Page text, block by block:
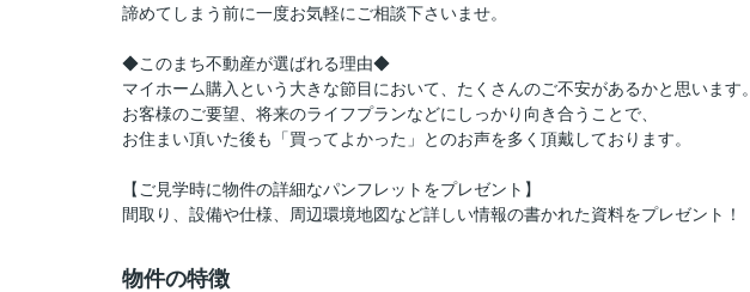
諦めてしまう前に一度お気軽にご相談下さいませ。
◆このまち不動産が選ばれる理由◆
マイホーム購入という大きな節目において、たくさんのご不安があるかと思います。
お客様のご要望、将来のライフプランなどにしっかり向き合うことで、
お住まい頂いた後も「買ってよかった」とのお声を多く頂戴しております。
【ご見学時に物件の詳細なパンフレットをプレゼント】
間取り、設備や仕様、周辺環境地図など詳しい情報の書かれた資料をプレゼント！
物件の特徴